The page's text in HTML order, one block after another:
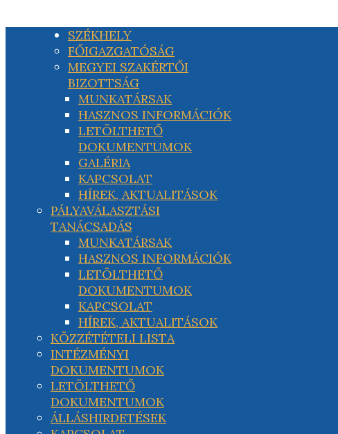
SZÉKHELY
FŐIGAZGATÓSÁG
MEGYEI SZAKÉRTŐI
BIZOTTSÁG
MUNKATÁRSAK
HASZNOS INFORMÁCIÓK
LETÖLTHETŐ
DOKUMENTUMOK
GALÉRIA
KAPCSOLAT
HÍREK, AKTUALITÁSOK
PÁLYAVÁLASZTÁSI
TANÁCSADÁS
MUNKATÁRSAK
HASZNOS INFORMÁCIÓK
LETÖLTHETŐ
DOKUMENTUMOK
KAPCSOLAT
HÍREK, AKTUALITÁSOK
KÖZZÉTÉTELI LISTA
INTÉZMÉNYI
DOKUMENTUMOK
LETÖLTHETŐ
DOKUMENTUMOK
ÁLLÁSHIRDETÉSEK